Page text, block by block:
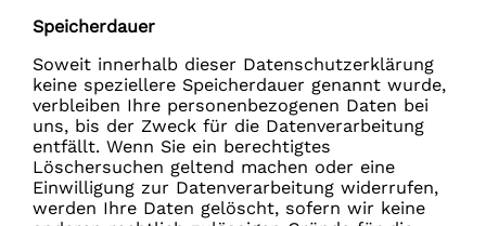
Speicherdauer
Soweit innerhalb dieser Datenschutzerklärung
keine speziellere Speicherdauer genannt wurde,
verbleiben Ihre personenbezogenen Daten bei
uns, bis der Zweck für die Datenverarbeitung
entfällt. Wenn Sie ein berechtigtes
Löschersuchen geltend machen oder eine
Einwilligung zur Datenverarbeitung widerrufen,
werden Ihre Daten gelöscht, sofern wir keine